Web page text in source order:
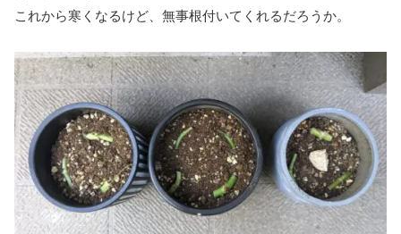
これから寒くなるけど、無事根付いてくれるだろうか。